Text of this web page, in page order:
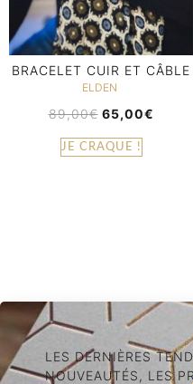
BRACELET CUIR ET CÂBLE
ELDEN
89,00€ 65,00€
JE CRAQUE !
LES DERNIÈRES
NOUVEAUTÉS, LES